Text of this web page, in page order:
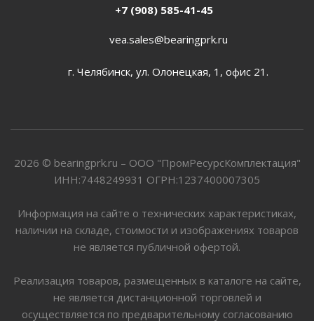
+7 (908) 585-41-45
vea.sales@bearingprk.ru
г. Челябинск, ул. Олонецкая, 1, офис 21.
2026 © bearingprk.ru – ООО "ПромРесурсКомплектация"
ИНН:7448249931 ОГРН:1237400007305
Информация на сайте о технических характеристиках,
наличии на складе, стоимости и изображениях товаров
не является публичной офертой.
Реализация товаров, размещенных в каталоге на сайте,
не является дистанционной торговлей и
осуществляется по предварительному согласованию